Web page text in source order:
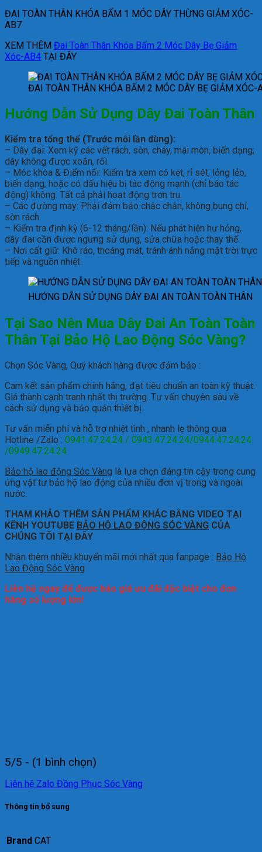
ĐAI TOÀN THÂN KHÓA BẤM 1 MÓC DÂY THỪNG GIẢM XÓC-
AB7
XEM THÊM Đai Toàn Thân Khóa Bấm 2 Móc Dây Bẹ Giảm
Xóc-AB4 TẠI ĐÂY
ĐAI TOÀN THÂN KHÓA BẤM 2 MÓC DÂY BẸ GIẢM XÓC-
Hướng Dẫn Sử Dụng Dây Đai Toàn Thân
Kiểm tra tổng thể (Trước mỗi lần dùng):
– Dây đai: Xem kỹ các vết rách, sờn, cháy, mài mòn, biến dạng;
dây không được xoắn, rối.
– Móc khóa & Điểm nối: Kiểm tra xem có kẹt, rỉ sét, lỏng lẻo,
biến dạng, hoặc có dấu hiệu bị tác động mạnh (chỉ báo tác
động) không. Tất cả phải hoạt động trơn tru.
– Các đường may: Phải đảm bảo chắc chắn, không bung chỉ,
sờn rách.
– Kiểm tra định kỳ (6-12 tháng/lần): Nếu phát hiện hư hỏng,
dây đai cần được ngưng sử dụng, sửa chữa hoặc thay thế.
– Nơi cất giữ: Khô ráo, thoáng mát, tránh ánh nắng mặt trời trực
tiếp và nguồn nhiệt.
HƯỚNG DẪN SỬ DỤNG DÂY ĐAI AN TOÀN TOÀN THÂN
Tại Sao Nên Mua Dây Đai An Toàn Toàn
Thân Tại Bảo Hộ Lao Động Sóc Vàng?
Chọn Sóc Vàng, Quý khách hàng được đảm bảo :
Cam kết sản phẩm chính hãng, đạt tiêu chuẩn an toàn kỹ thuật.
Giá thành cạnh tranh nhất thị trường. Tư vấn chuyên sâu về
cách sử dụng và bảo quản thiết bị.
Tư vấn miễn phí và hỗ trợ nhiệt tình , nhanh lẹ thông qua
Hotline /Zalo : 0941.47.24.24 / 0943.47.24.24/0944.47.24.24
/0949.47.24.24
Bảo hộ lao động Sóc Vàng là lựa chọn đáng tin cậy trong cung
ứng vật tư bảo hộ lao động của nhiều đơn vị trong và ngoài
nước.
THAM KHẢO THÊM SẢN PHẨM KHÁC BẰNG VIDEO TẠI
KÊNH YOUTUBE BẢO HỘ LAO ĐỘNG SÓC VÀNG CỦA
CHÚNG TÔI TẠI ĐÂY
Nhận thêm nhiều khuyến mãi mới nhất qua fanpage : Bảo Hộ
Lao Động Sóc Vàng
Liên hệ ngay để được báo giá ưu đãi đặc biệt cho đơn
hàng số lượng lớn!
5/5 - (1 bình chọn)
Liên hệ Zalo Đồng Phục Sóc Vàng
Thông tin bổ sung
Brand CAT